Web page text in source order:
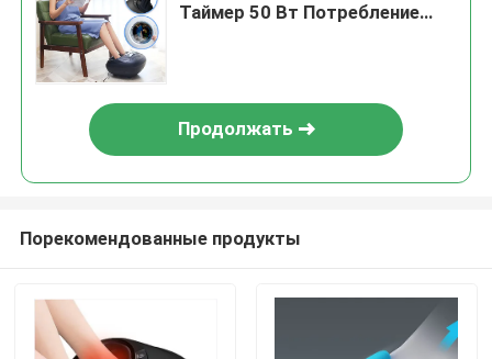
Таймер 50 Вт Потребление
Продолжать
Порекомендованные продукты